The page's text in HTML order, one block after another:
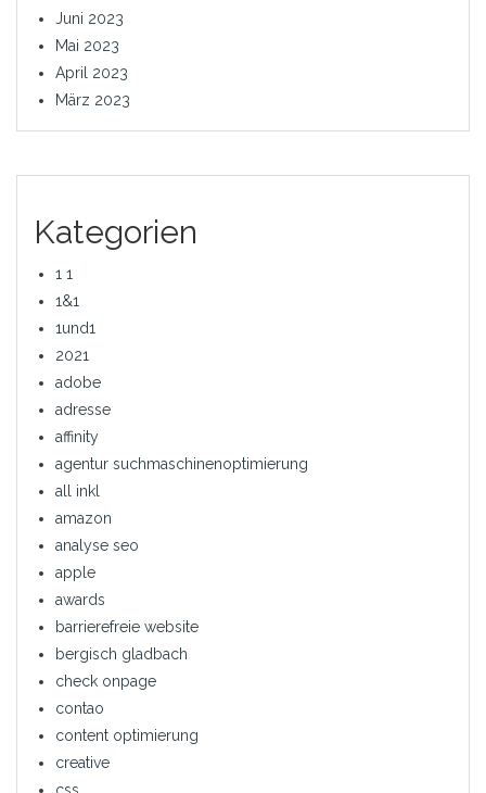
Juni 2023
Mai 2023
April 2023
März 2023
Kategorien
1 1
1&1
1und1
2021
adobe
adresse
affinity
agentur suchmaschinenoptimierung
all inkl
amazon
analyse seo
apple
awards
barrierefreie website
bergisch gladbach
check onpage
contao
content optimierung
creative